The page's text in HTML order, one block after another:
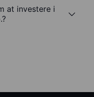
at investere i